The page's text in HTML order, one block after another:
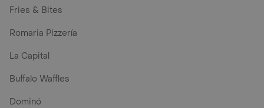
Fries & Bites
Romaria Pizzería
La Capital
Buffalo Waffles
Dominó